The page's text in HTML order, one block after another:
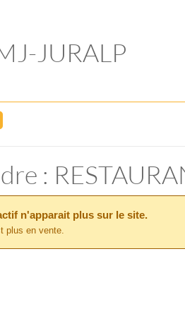
JURALP
:
n'apparait plus sur le site.
plus en vente.